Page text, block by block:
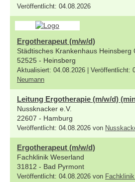
Veröffentlicht: 04.08.2026
Ergotherapeut (m/w/d)
Städtisches Krankenhaus Heinsberg
52525 - Heinsberg
Aktualisiert: 04.08.2026 | Veröffentlicht:
Neumann
Leitung Ergotherapie (m/w/d)
Nussknacker e.V.
22607 - Hamburg
Veröffentlicht: 04.08.2026 von
Ergotherapeut (m/w/d)
Fachklinik Weserland
31812 - Bad Pyrmont
Veröffentlicht: 04.08.2026 von